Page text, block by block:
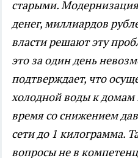
старыми.
денег, миллиардов
власти решают эту
это за один день
подтверждает, что
холодной воды к домам
время со снижением
сети до 1 килограмма.
вопросы не в